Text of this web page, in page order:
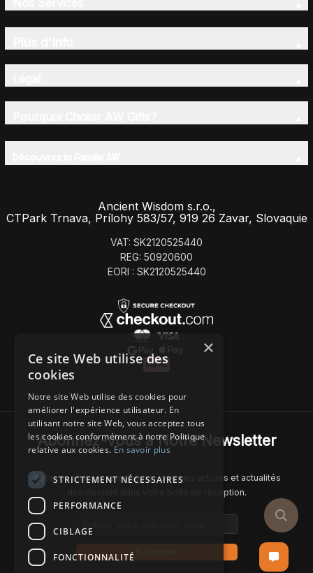
Ancient Wisdom s.r.o.,
CTPark Trnava, Prílohy 583/57, 919 26 Zavar, Slovaquie
VAT: SK2120525440
REG: 50920600
EORI : SK2120525440
Abonnez-Vous à Notre Newsletter
Recevez chaque semaine nos derniers articles et actualités
directement dans votre boîte de réception.
×
Ce site Web utilise des
cookies
Notre site Web utilise des cookies pour
améliorer l'expérience utilisateur. En
utilisant notre site Web, vous acceptez tous
les cookies conformément à notre Politique
relative aux cookies.En savoir plus
STRICTEMENT NÉCESSAIRES
PERFORMANCE
CIBLAGE
FONCTIONNALITÉ